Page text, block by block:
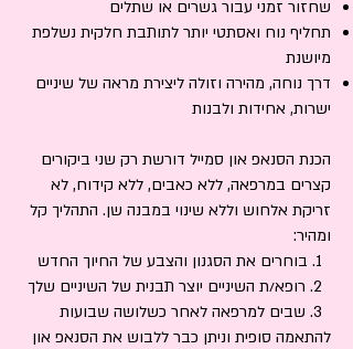
שחזור זמני עבור גשרים או שתלים
תחליף נוח ואסתטי יותר לתותבת חלקית נשלפת
מיושנת
דרך נוחה, מהירה וזולה ליצירת מראה של שיניים
ישרות, אחידות ולבנות
הכנת הסנאפ און סמייל דורשת רק שני ביקורים
קצרים במרפאה, ללא כאבים, ללא קידוח, לא
זריקת אלחוש וללא שינוי במבנה שן. התהליך קל
ומהיר:
3. שבים למרפאה לאחר כשלושה שבועות
להתאמה סופית וניתן כבר ללבוש את הסנאפ און